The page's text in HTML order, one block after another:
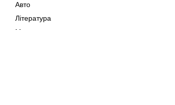
Авто
Література
Музика